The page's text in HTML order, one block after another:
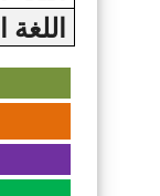
اللغة